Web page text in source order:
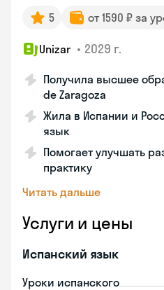
5 от 1590 ₽ за
Unizar • 2029 г.
Получила высшее
de Zaragoza
Жила в Испании и
язык
Помогает улучшать
практику
Читать дальше
Услуги и цены
Испанский язык
Уроки испанского